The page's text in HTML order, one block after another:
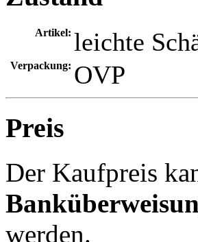
Artikel: leichte
Verpackung: OVP
Preis
Der Kaufpreis
werden.